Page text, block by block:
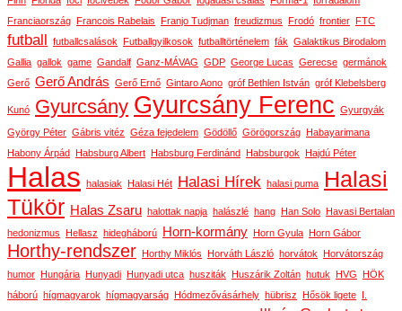
Franciaország
Francois Rabelais Franjo Tudjman freudizmus Frodó frontier FTC
futball futballcsalások Futballgyilkosok futballtörténelem fák Galaktikus Birodalom
Gallia gallok game Gandalf Ganz-MÁVAG GDP George Lucas Gerecse germánok
Gerő Gerő András Gerő Ernő Gintaro Aono gróf Bethlen István gróf Klebelsberg
Kunó Gyurcsány Gyurcsány Ferenc Gyurgyák
György Péter Gábris vitéz Géza fejedelem Gödöllő Görögország
Habayarimana
Habony Árpád
Habsburg Albert Habsburg Ferdinánd Habsburgok Hajdú Péter
Halas halasiak Halasi Hét Halasi Hírek halasi puma
Halasi
Tükör Halas Zsaru halottak napja halászlé hang Han Solo
Havasi Bertalan
hedonizmus
Hellasz hidegháború Horn-kormány Horn Gyula Horn Gábor
Horthy-rendszer Horthy Miklós Horváth László horvátok
Horvátország
humor
Hungária Hunyadi Hunyadi utca husziták Huszárik Zoltán hutuk HVG
HÖK
háború hígmagyarok hígmagyarság Hódmezővásárhely hübrisz Hősök ligete